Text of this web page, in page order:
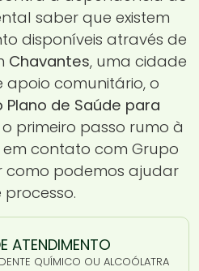
saber que existem
disponíveis através de
Chavantes, uma cidade
apoio comunitário, o
de Saúde para
primeiro passo rumo à
contato com Grupo
como podemos ajudar
processo.
ATENDIMENTO
QUÍMICO OU ALCOÓLATRA